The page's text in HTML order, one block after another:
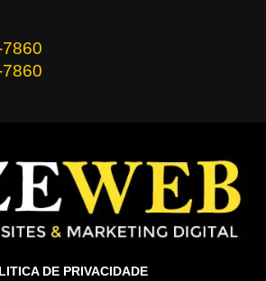
DE PRIVACIDADE